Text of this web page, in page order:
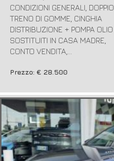
CONDIZIONI GENERALI, DOPPIO
TRENO DI GOMME, CINGHIA
DISTRIBUZIONE + POMPA OLIO
SOSTITUITI IN CASA MADRE,
CONTO VENDITA,...
Prezzo: € 28.500